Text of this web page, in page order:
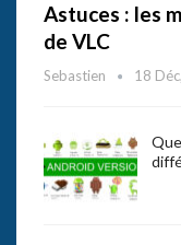
Astuces : les
de VLC
Sebastien 18